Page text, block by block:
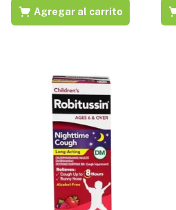
Agregar al carrito